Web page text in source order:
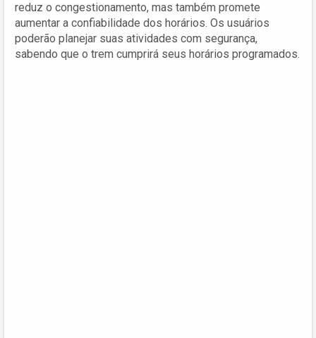
reduz o congestionamento, mas também promete
aumentar a confiabilidade dos horários. Os usuários
poderão planejar suas atividades com segurança,
sabendo que o trem cumprirá seus horários programados.